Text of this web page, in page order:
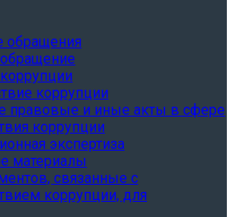
обращения
коррупции
правовые и иные акты в сфере
коррупции
экспертиза
материалы
связанные с
коррупции, для